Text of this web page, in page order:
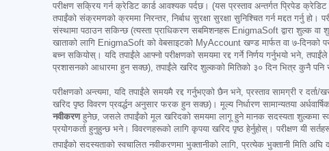
परीक्षण सक्रिय गर्न क्रेडिट कार्ड आवश्यक पर्दछ। (यस प्रस्ताव अन्तर्गत प्रिपेड
तपाईंको संक्रमणको क्रममा निरन्तर, निर्बाध सुरक्षा सुरक्षा सुनिश्चित गर्न मद्दत गर्नु
संस्थामा पठाउन सकिन्छ (त्यस्ता प्राधिकरण सबमिशनहरू EnigmaSoft द्वारा शुल्क वा
खाताको लागि EnigmaSoft को वेबसाइटको MyAccount खण्ड मार्फत वा ७-दिनको
बच्न सकियोस्। यदि तपाईंले आफ्नो परीक्षणको समयमा रद्द गर्ने निर्णय गर्नुभयो भने,
प्रशासनको आधारमा हुन सक्छ), तपाईंले खरिद शुल्कको मितिको ३० दिन भित्र कुनै पनि
परीक्षणको अन्त्यमा, यदि तपाईंले समयमै रद्द गर्नुभएको छैन भने, प्रस्ताव सामग्री र
खरिद पृष्ठ विवरण प्रवर्द्धन अनुसार फरक हुन सक्छ)। मूल्य निर्धारण सामान्यतया
नवीकरणहुनेछ, जसले तपाईंको मूल खरिदको समयमा लागू हुने मानक सदस्यता शुल्कमा
प्रयोगकर्ता हुनुहुन्छ भने। विवरणहरूको लागि कृपया खरिद पृष्ठ हेर्नुहोस्। परीक्षण यी
तपाईंको सदस्यताको स्वचालित नवीकरणमा भुक्तानीको लागि, प्रत्येक भुक्तानी मिति